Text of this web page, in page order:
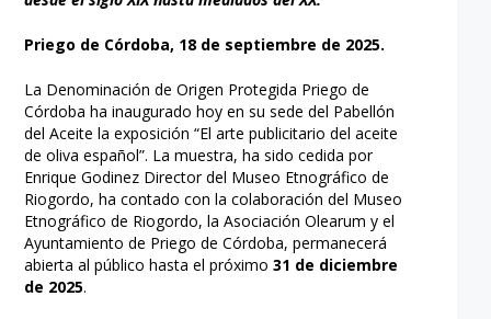
Priego de Córdoba, 18 de septiembre de 2025.
La Denominación de Origen Protegida Priego de
Córdoba ha inaugurado hoy en su sede del Pabellón
del Aceite la exposición “El arte publicitario del aceite
de oliva español”. La muestra, ha sido cedida por
Enrique Godinez Director del Museo Etnográfico de
Riogordo, ha contado con la colaboración del Museo
Etnográfico de Riogordo, la Asociación Olearum y el
Ayuntamiento de Priego de Córdoba, permanecerá
abierta al público hasta el próximo31 de diciembre
de 2025.